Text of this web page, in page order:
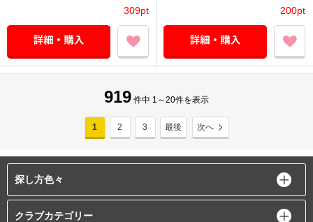
309pt 200pt
919 件中 1～20件を表示
1 2 3 最後 次へ
探し方色々
クラブカテゴリー